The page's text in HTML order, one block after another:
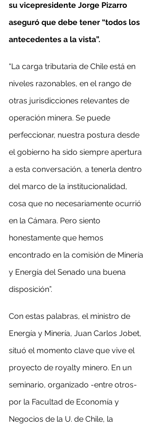
su vicepresidente Jorge Pizarro
aseguró que debe tener “todos los
antecedentes a la vista”.
“La carga tributaria de Chile está en
niveles razonables, en el rango de
otras jurisdicciones relevantes de
operación minera. Se puede
perfeccionar, nuestra postura desde
el gobierno ha sido siempre apertura
a esta conversación, a tenerla dentro
del marco de la institucionalidad,
cosa que no necesariamente ocurrió
en la Cámara. Pero siento
honestamente que hemos
encontrado en la comisión de Minería
y Energía del Senado una buena
disposición”.
Con estas palabras, el ministro de
Energía y Minería, Juan Carlos Jobet,
situó el momento clave que vive el
proyecto de royalty minero. En un
seminario, organizado -entre otros-
por la Facultad de Economía y
Negocios de la U. de Chile, la